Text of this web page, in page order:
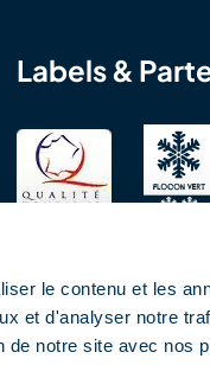
le contenu et les
et d'analyser notre
notre site avec nos
Labels &